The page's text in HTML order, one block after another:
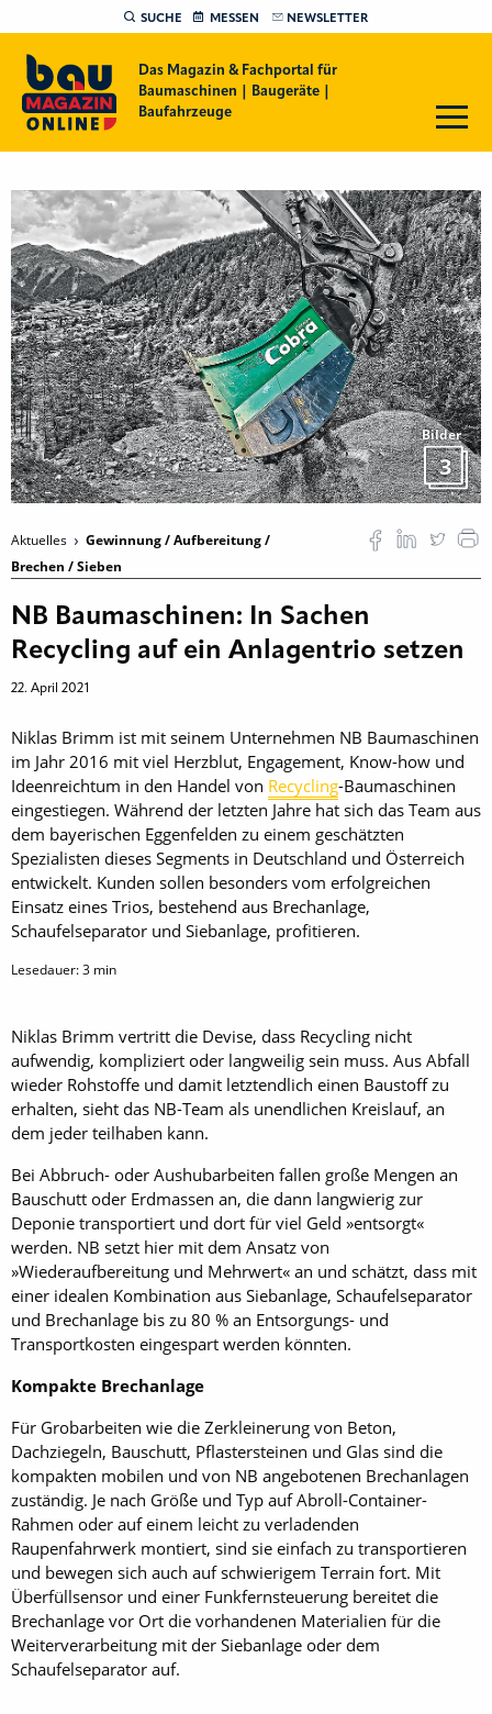
SUCHE MESSEN NEWSLETTER
Das Magazin & Fachportal für
Baumaschinen | Baugeräte |
Baufahrzeuge
Bilder
3
Aktuelles
Gewinnung / Aufbereitung /
Brechen / Sieben
NB Baumaschinen: In Sachen
Recycling auf ein Anlagentrio setzen
22. April 2021
Niklas Brimm ist mit seinem Unternehmen NB Baumaschinen
im Jahr 2016 mit viel Herzblut, Engagement, Know-how und
Ideenreichtum in den Handel von Recycling-Baumaschinen
eingestiegen. Während der letzten Jahre hat sich das Team aus
dem bayerischen Eggenfelden zu einem geschätzten
Spezialisten dieses Segments in Deutschland und Österreich
entwickelt. Kunden sollen besonders vom erfolgreichen
Einsatz eines Trios, bestehend aus Brechanlage,
Schaufelseparator und Siebanlage, profitieren.
Lesedauer:3 min
Niklas Brimm vertritt die Devise, dass Recycling nicht
aufwendig, kompliziert oder langweilig sein muss. Aus Abfall
wieder Rohstoffe und damit letztendlich einen Baustoff zu
erhalten, sieht das NB-Team als unendlichen Kreislauf, an
dem jeder teilhaben kann.
Bei Abbruch- oder Aushubarbeiten fallen große Mengen an
Bauschutt oder Erdmassen an, die dann langwierig zur
Deponie transportiert und dort für viel Geld »entsorgt«
werden. NB setzt hier mit dem Ansatz von
»Wiederaufbereitung und Mehrwert« an und schätzt, dass mit
einer idealen Kombination aus Siebanlage, Schaufelseparator
und Brechanlage bis zu 80 % an Entsorgungs- und
Transportkosten eingespart werden könnten.
Kompakte Brechanlage
Für Grobarbeiten wie die Zerkleinerung von Beton,
Dachziegeln, Bauschutt, Pflastersteinen und Glas sind die
kompakten mobilen und von NB angebotenen Brechanlagen
zuständig. Je nach Größe und Typ auf Abroll-Container-
Rahmen oder auf einem leicht zu verladenden
Raupenfahrwerk montiert, sind sie einfach zu transportieren
und bewegen sich auch auf schwierigem Terrain fort. Mit
Überfüllsensor und einer Funkfernsteuerung bereitet die
Brechanlage vor Ort die vorhandenen Materialien für die
Weiterverarbeitung mit der Siebanlage oder dem
Schaufelseparator auf.